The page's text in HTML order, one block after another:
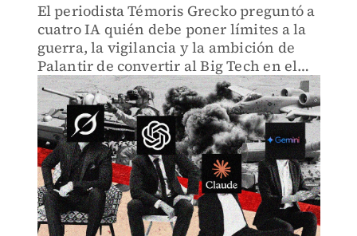
El periodista Témoris Grecko preguntó a
cuatro IA quién debe poner límites a la
guerra, la vigilancia y la ambición de
Palantir de convertir al Big Tech en el
nuevo poder político. Esto fue lo que
Claude, GPT, Gemini y Grok
concluyeron.